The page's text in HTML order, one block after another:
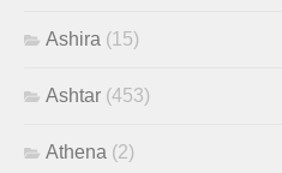
Ashira (15)
Ashtar (453)
Athena (2)